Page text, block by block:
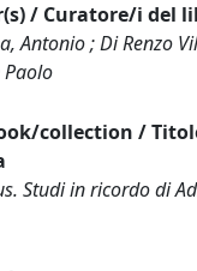
/ Curatore/i del
Antonio ; Di Renzo
Paolo
collection /
Studi in ricordo di